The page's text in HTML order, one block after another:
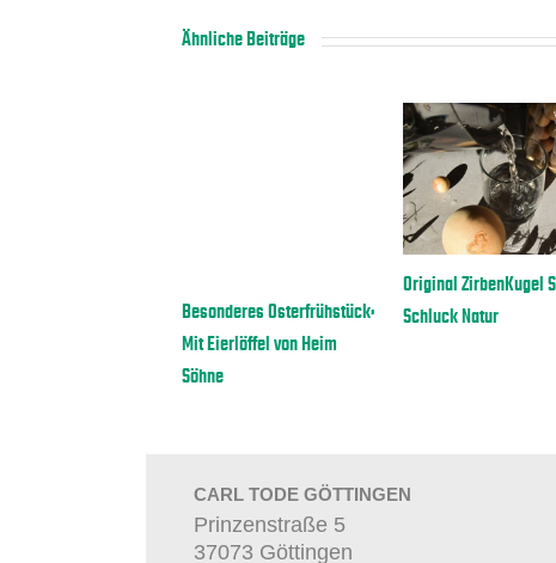
Ähnliche Beiträge
Besonderes Osterfrühstück:
Mit Eierlöffel von Heim
Original ZirbenKugel Set: Ein
Schluck Natur
CARL TODE GÖTTINGEN
Prinzenstraße 5
37073 Göttingen